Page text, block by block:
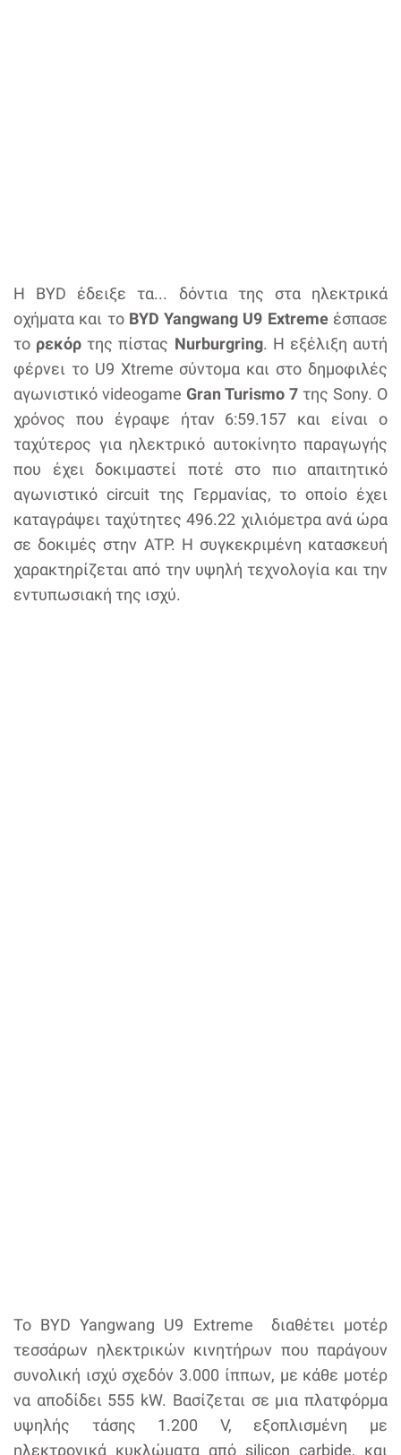
Η BYD έδειξε τα... δόντια της στα ηλεκτρικά
οχήματα και το BYD Yangwang U9 Extremeέσπασε
το ρεκόρ της πίστας Nurburgring. Η εξέλιξη αυτή
φέρνει το U9 Xtreme σύντομα και στο δημοφιλές
αγωνιστικό videogame Gran Turismo 7 της Sony. O
χρόνος που έγραψε ήταν 6:59.157 και είναι ο
ταχύτερος για ηλεκτρικό αυτοκίνητο παραγωγής
που έχει δοκιμαστεί ποτέ στο πιο απαιτητικό
αγωνιστικό circuit της Γερμανίας, το οποίο έχει
καταγράψει ταχύτητες 496.22 χιλιόμετρα ανά ώρα
σε δοκιμές στην ATP. Η συγκεκριμένη κατασκευή
χαρακτηρίζεται από την υψηλή τεχνολογία και την
εντυπωσιακή της ισχύ.
Το BYD Yangwang U9 Extreme διαθέτει μοτέρ
τεσσάρων ηλεκτρικών κινητήρων που παράγουν
συνολική ισχύ σχεδόν 3.000 ίππων, με κάθε μοτέρ
να αποδίδει 555 kW. Βασίζεται σε μια πλατφόρμα
υψηλής τάσης 1.200 V, εξοπλισμένη με
ηλεκτρονικά κυκλώματα από silicon carbide, και